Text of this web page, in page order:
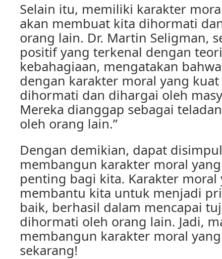
Selain itu, memiliki karakter
akan membuat kita dihormati
orang lain. Dr. Martin Seligman,
positif yang terkenal dengan
kebahagiaan, mengatakan
dengan karakter moral yang
dihormati dan dihargai oleh
Mereka dianggap sebagai
oleh orang lain.”
Dengan demikian, dapat
membangun karakter moral
penting bagi kita. Karakter moral
membantu kita untuk menjadi
baik, berhasil dalam mencapai
dihormati oleh orang lain. Jadi,
membangun karakter moral
sekarang!